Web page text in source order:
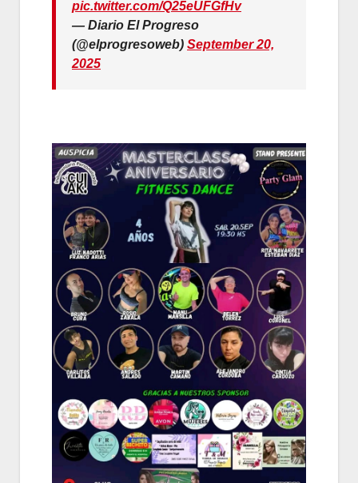
pic.twitter.com/Q25eUFGfHv
— Diario El Progreso
(@elprogresoweb) September 20,
2025